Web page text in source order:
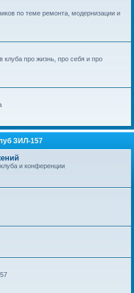
по теме ремонта, модернизации и
клуба про жизнь, про себя и про
ЗИЛ-157
и конференции